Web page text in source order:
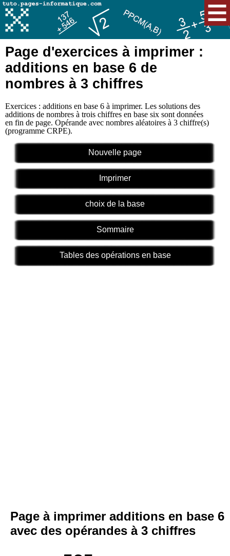
Page d'exercices à imprimer :
additions en base 6 de
nombres à 3 chiffres
Exercices : additions en base 6 à imprimer. Les solutions des
additions de nombres à trois chiffres en base six sont données
en fin de page. Opérande avec nombres aléatoires à 3 chiffre(s)
(programme CRPE).
Nouvelle page
Imprimer
choix de la base
Sommaire
Tables des opérations en base
Page à imprimer additions en base 6
avec des opérandes à 3 chiffres